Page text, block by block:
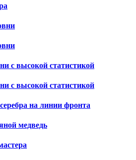
с высокой статистикой
с высокой статистикой
на линии фронта
медведь